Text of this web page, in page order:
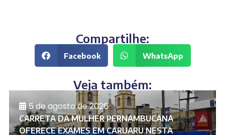
Compartilhe:
Facebook WhatsApp
Veja também:
5 de agosto de 2026
CARRETA DA MULHER PERNAMBUCANA
OFERECE EXAMES EM CARUARU NESTA